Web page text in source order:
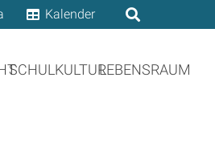
Kalender
SCHULKULTURLEBENSRAUM